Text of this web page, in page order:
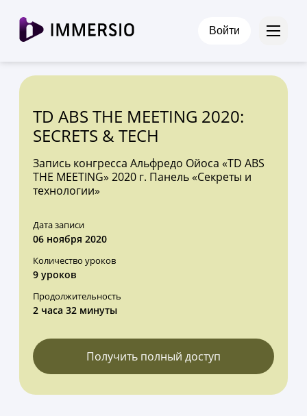
Войти
TD ABS THE MEETING 2020:
SECRETS & TECH
Запись конгресса Альфредо Ойоса «TD ABS
THE MEETING» 2020 г. Панель «Секреты и
технологии»
Дата записи
06 ноября 2020
Количество уроков
9 уроков
Продолжительность
2 часа 32 минуты
Получить полный доступ